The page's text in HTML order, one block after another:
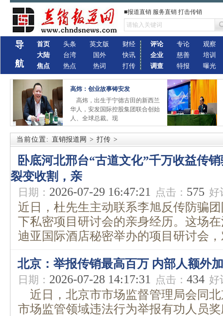
■报道直销 服务直销 打击传销
导
航
首页
大陆
焦点
头条
台湾
热点
英文版
国外
热词
财经
快讯
打传
评论
企业
调查
专论
慈善
特报
观察
培训
曝光
高炜：创业故事铸安发
高炜，出生于宁德古田的新西兰
华人，安发国际控股集团联合创始
人、全球总裁。现
当前位置: 直销报道网 > 打传 >
卧底河北邢台“古道文化”千万收益传
裂变收割，亲
日期： 2026-07-29 16:47:21 点击： 575 好
近日，杜先生主动联系李旭反传防骗
下私密项目研讨会的亲身经历。这场
迪亚国际酒店秘密举办的项目研讨会
北京：举报传销最高百万 内部人额外
日期： 2026-07-28 14:17:31 点击： 434 好
近日，北京市市场监督管理局会同
市场监管领域违法行为举报有功人员